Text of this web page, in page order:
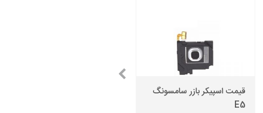
قیمت اسپیکر بازر سامسونگ
E5